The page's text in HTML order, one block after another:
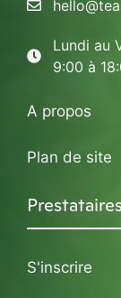
Lundi au
9:00 à
A propos
Plan de site
S'inscrire